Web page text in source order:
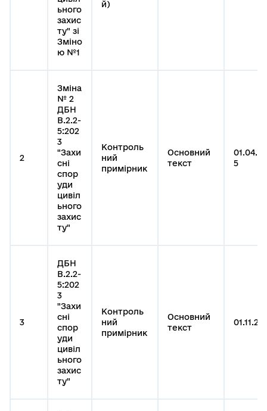
ьного
захис
ту" зі
Зміно
ю №1
й)
2
Зміна
№ 2
ДБН
В.2.2-
5:202
3
"Захи
сні
спор
уди
цивіл
ьного
захис
ту"
Контроль
ний
примірник
Основний
текст
5
3
ДБН
В.2.2-
5:202
3
"Захи
сні
спор
уди
цивіл
ьного
захис
ту"
Контроль
ний
примірник
Основний
текст